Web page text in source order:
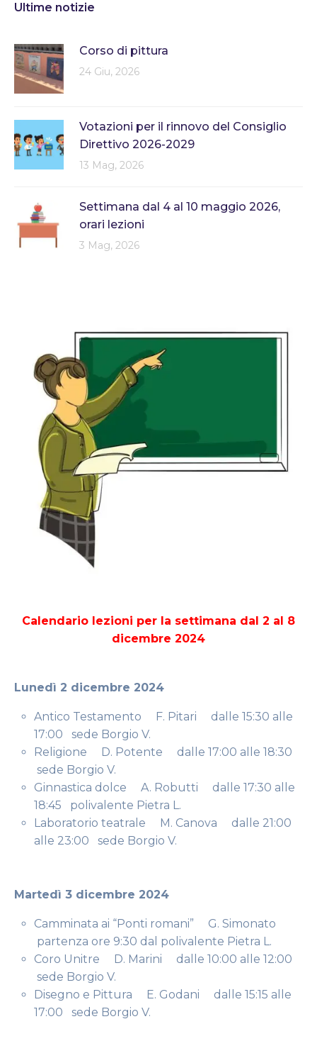
Ultime notizie
Corso di pittura
24 Giu, 2026
Votazioni per il rinnovo del Consiglio
Direttivo 2026-2029
13 Mag, 2026
Settimana dal 4 al 10 maggio 2026,
orari lezioni
3 Mag, 2026
Calendario lezioni per la settimana dal 2 al 8
dicembre 2024
Lunedì 2 dicembre 2024
Antico Testamento F. Pitari dalle 15:30 alle
17:00 sede Borgio V.
Religione D. Potente dalle 17:00 alle 18:30
sede Borgio V.
Ginnastica dolce A. Robutti dalle 17:30 alle
18:45 polivalente Pietra L.
Laboratorio teatrale M. Canova dalle 21:00
alle 23:00 sede Borgio V.
Martedì 3 dicembre 2024
Camminata ai “Ponti romani” G. Simonato
partenza ore 9:30 dal polivalente Pietra L.
Coro Unitre D. Marini dalle 10:00 alle 12:00
sede Borgio V.
Disegno e Pittura E. Godani dalle 15:15 alle
17:00 sede Borgio V.